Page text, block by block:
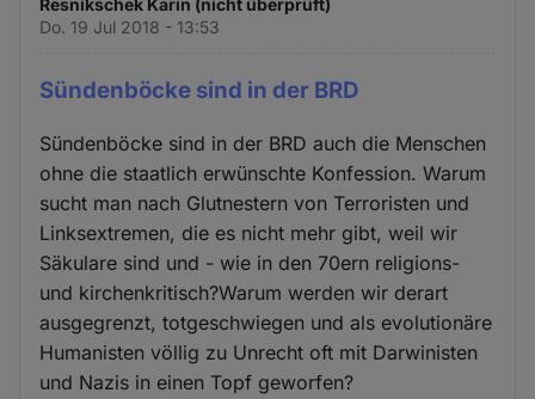
Do. 19 Jul 2018 - 13:53
Sündenböcke sind in der BRD
Sündenböcke sind in der BRD auch die Menschen
ohne die staatlich erwünschte Konfession. Warum
sucht man nach Glutnestern von Terroristen und
Linksextremen, die es nicht mehr gibt, weil wir
Säkulare sind und - wie in den 70ern religions-
und kirchenkritisch?Warum werden wir derart
ausgegrenzt, totgeschwiegen und als evolutionäre
Humanisten völlig zu Unrecht oft mit Darwinisten
und Nazis in einen Topf geworfen?